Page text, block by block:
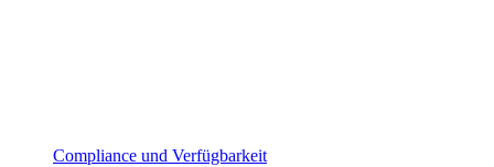
Compliance und Verfügbarkeit